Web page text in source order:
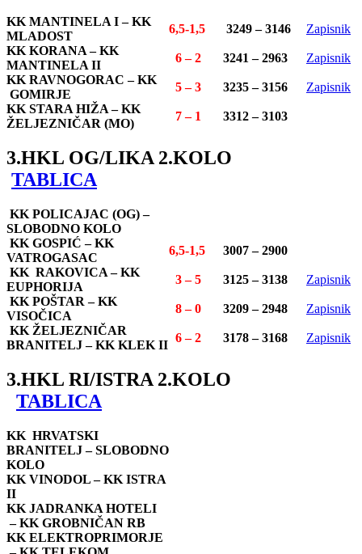
KK MANTINELA I – KK
MLADOST
6,5-1,5 3249 – 3146
Zapisnik
KK KORANA – KK
MANTINELA II
6 – 2 3241 – 2963
Zapisnik
KK RAVNOGORAC – KK
GOMIRJE
5 – 3 3235 – 3156
Zapisnik
KK STARA HIŽA – KK
ŽELJEZNIČAR (MO)
7 – 1 3312 – 3103
3.HKL OG/LIKA 2.KOLO
TABLICA
KK POLICAJAC (OG) –
SLOBODNO KOLO
KK GOSPIĆ – KK
VATROGASAC
6,5-1,5
3007 – 2900
KK RAKOVICA – KK
EUPHORIJA
3 – 5 3125 – 3138
Zapisnik
KK POŠTAR – KK
VISOČICA
8 – 0 3209 – 2948
Zapisnik
KK ŽELJEZNIČAR
BRANITELJ – KK KLEK II
6 – 2 3178 – 3168 Zapisnik
3.HKL RI/ISTRA 2.KOLO
TABLICA
KK HRVATSKI
BRANITELJ – SLOBODNO
KOLO
KK VINODOL – KK ISTRA
II
KK JADRANKA HOTELI
– KK GROBNIČAN RB
KK ELEKTROPRIMORJE